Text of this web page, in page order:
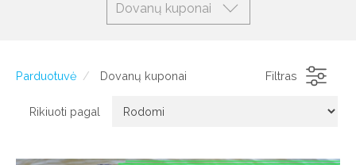
Dovanų kuponai
Parduotuvė Dovanų kuponai Filtras
Rikiuoti pagal